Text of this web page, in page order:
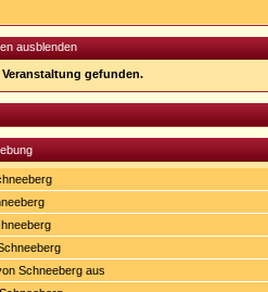
ausblenden
gefunden.
Schneeberg aus